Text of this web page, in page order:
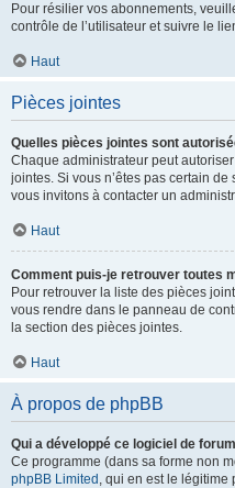
Pour résilier vos abonnements,
contrôle de l’utilisateur et suivre le
Haut
Pièces jointes
Quelles pièces jointes sont
Chaque administrateur peut
jointes. Si vous n’êtes pas certain
vous invitons à contacter un
Haut
Comment puis-je retrouver toutes
Pour retrouver la liste des pièces
vous rendre dans le panneau de
la section des pièces jointes.
Haut
À propos de phpBB
Qui a développé ce logiciel de
Ce programme (dans sa forme non
phpBB Limited , qui en est le légitime